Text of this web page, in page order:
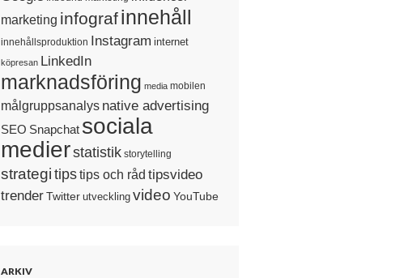
marketing infografinnehåll
innehållsproduktion Instagram internet
köpresan LinkedIn
marknadsföring media mobilen
målgruppsanalys native advertising
SEO Snapchat sociala
medierstatistik storytelling
strategi tipstips och råd tipsvideo
trender Twitter utveckling video YouTube
ARKIV